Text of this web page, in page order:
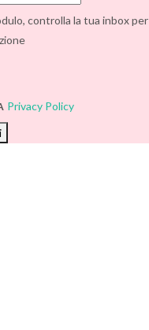
controlla la tua inbox per
Privacy Policy